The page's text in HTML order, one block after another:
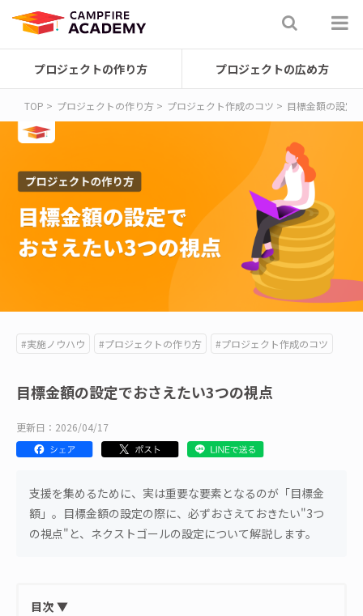
プロジェクトの作り方 プロジェクトの広め方
TOP プロジェクトの作り方 プロジェクト作成のコツ 目標金額の設定
#実施ノウハウ #プロジェクトの作り方 #プロジェクト作成のコツ
目標金額の設定でおさえたい3つの視点
更新日：2026/04/17
支援を集めるために、実は重要な要素となるのが「目標金
額」。目標金額の設定の際に、必ずおさえておきたい"3つ
の視点"と、ネクストゴールの設定について解説します。
目次 ▼